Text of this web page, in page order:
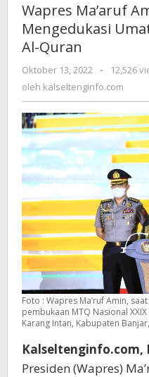
:
MTQ
Mengedukasi
Semakin
Mencintai
Al-
Quran
Wapres Ma’aruf
Mengedukasi
Al-Quran
Oktober 13, 2022
oleh
-
12,526
oleh kalseltenginfo.com
Foto : Wapres Ma’ruf Amin,
pembukaan MTQ Nasional
Karang Intan, Kabupaten
Kalseltenginfo.com,
Presiden (Wapres)